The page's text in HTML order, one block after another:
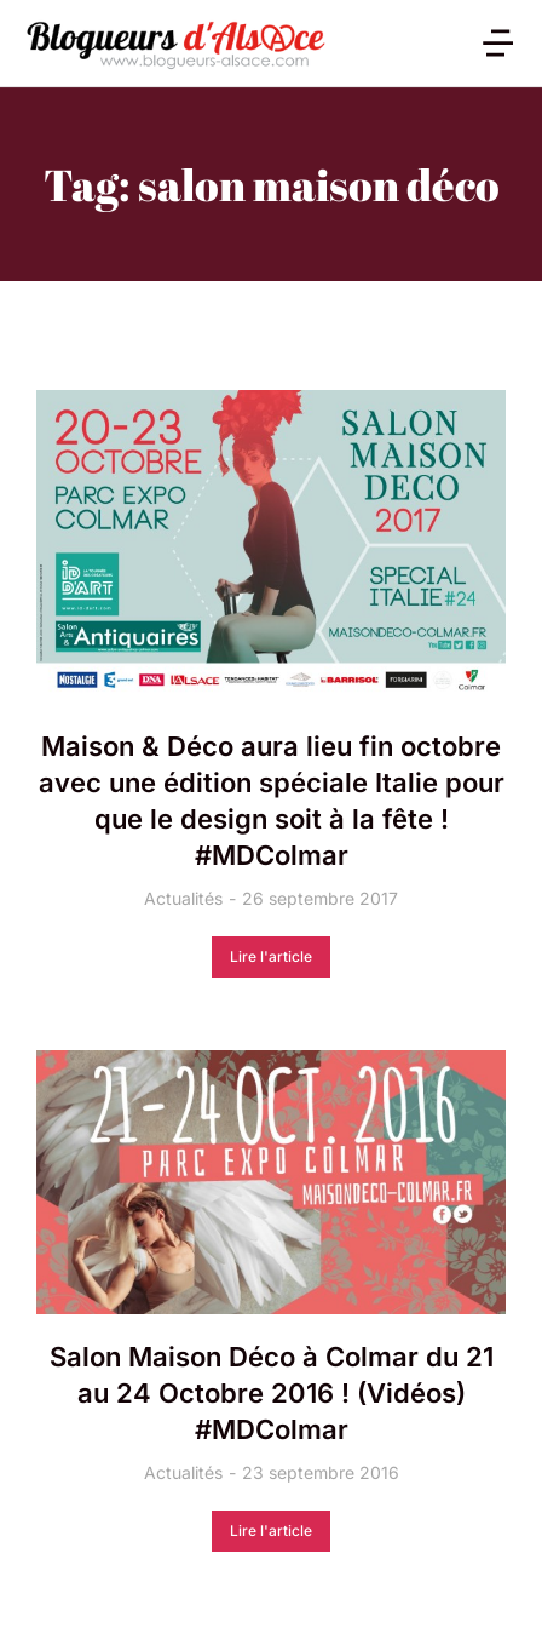
Tag: salon maison déco
Maison & Déco aura lieu fin octobre
avec une édition spéciale Italie pour
que le design soit à la fête !
#MDColmar
Actualités 26 septembre 2017
Lire l'article
Salon Maison Déco à Colmar du 21
au 24 Octobre 2016 ! (Vidéos)
#MDColmar
Actualités 23 septembre 2016
Lire l'article